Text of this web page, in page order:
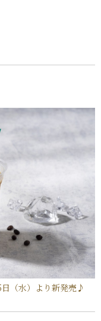
日（水）より新発売♪